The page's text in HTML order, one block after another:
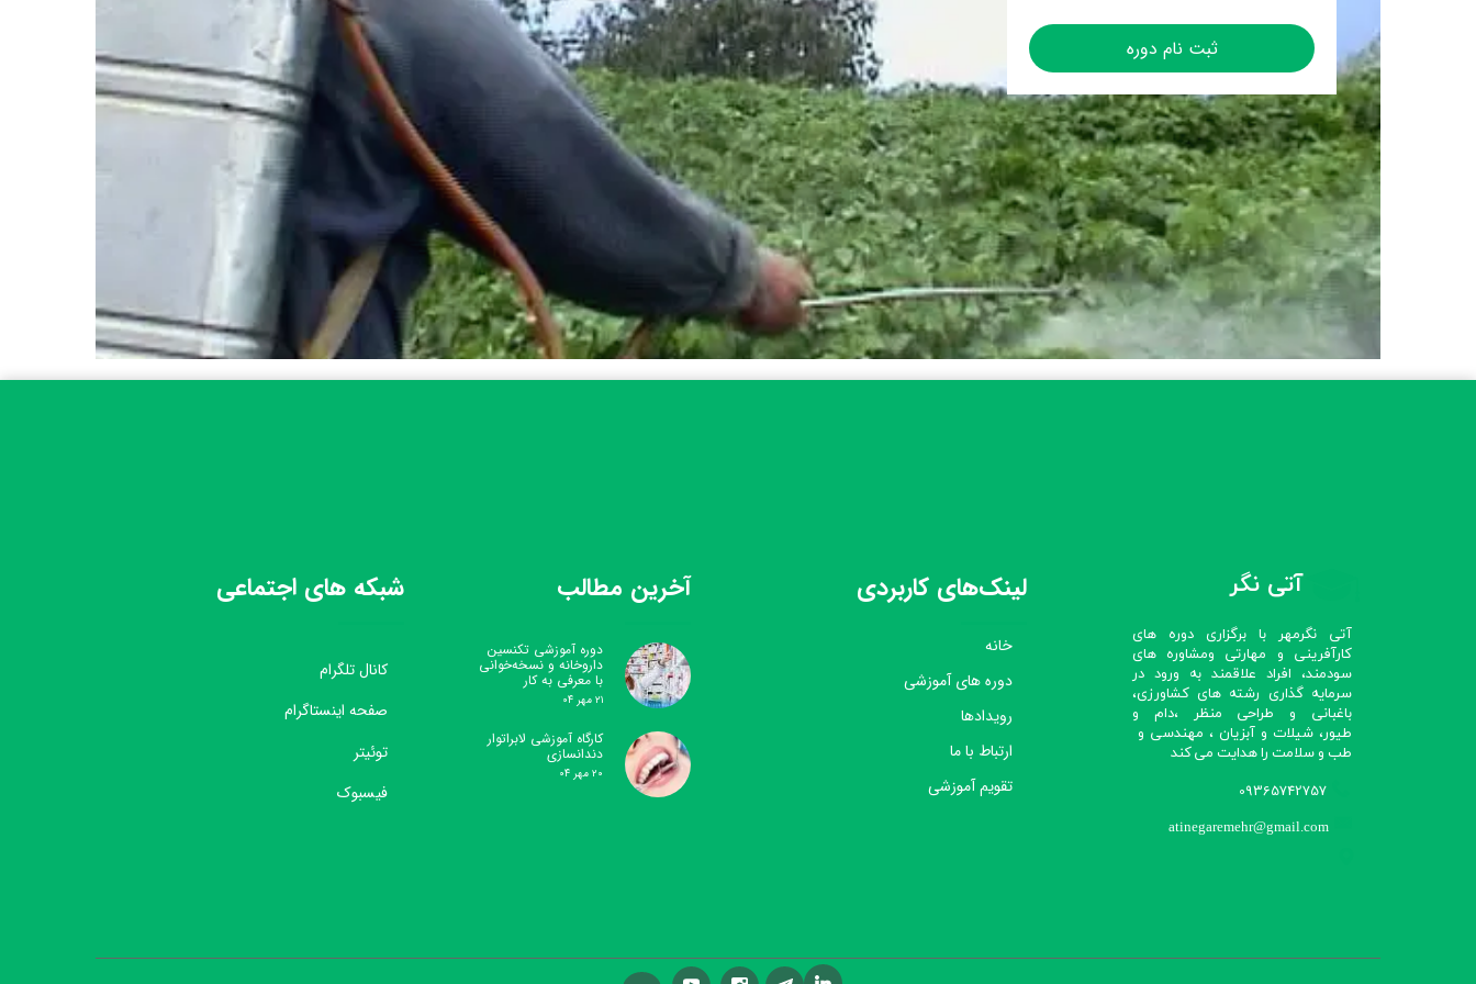
ثبت نام دوره
آتی نگر
آتی نگرمهر با برگزاری دوره های
کارآفرینی و مهارتی ومشاوره های
سودمند، افراد علاقمند به ورود در
سرمایه گذاری رشته های کشاورزی،
باغبانی و طراحی منظر ،دام و
طیور، شیلات و آبزیان ، مهندسی و
طب و سلامت را هدایت می کند​​​​​​​
09365742757
atinegaremehr@gmail.com
لینک‌های کاربردی
خانه
دوره های آموزشی
رویدادها
ارتباط با ما
تقویم آموزشی
آخرین مطالب
دوره آموزشی تکنسین
داروخانه و نسخه‌خوانی
با معرفی به کار
۲۱ مهر ۰۴
کارگاه آموزشی لابراتوار
دندانسازی
۲۰ مهر ۰۴
شبکه های اجتماعی
کانال تلگرام
صفحه اینستاگرام
توئیتر
فیسبوک